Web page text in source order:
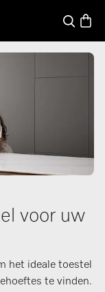
Wat zoek
voor uw
het ideale toestel
te vinden.